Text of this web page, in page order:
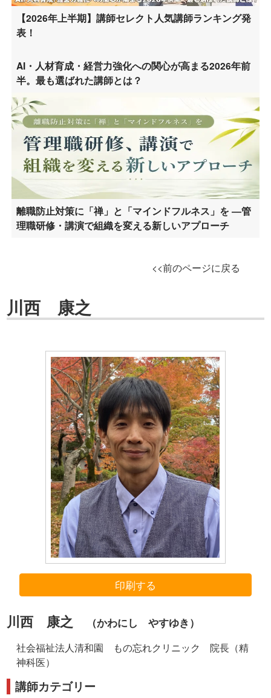
【2026年上半期】講師セレクト人気講師ランキング発
表！
AI・人材育成・経営力強化への関心が高まる2026年前
半。最も選ばれた講師とは？
離職防止対策に「禅」と「マインドフルネス」を ―管
理職研修・講演で組織を変える新しいアプローチ
<<前のページに戻る
川西 康之
印刷する
川西 康之 （かわにし やすゆき）
社会福祉法人清和園 もの忘れクリニック 院長（精
神科医）
講師カテゴリー